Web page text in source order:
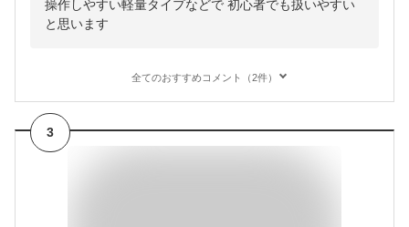
操作しやすい軽量タイプなどで 初心者でも扱いやすい
と思います
全てのおすすめコメント（2件）
3